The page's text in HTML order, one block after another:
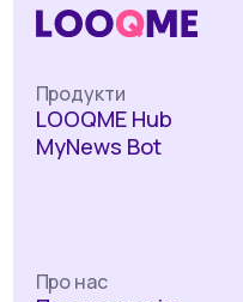
Продукти
LOOQME Hub
MyNews Bot
Про нас